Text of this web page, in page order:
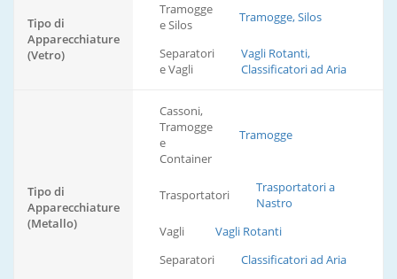
Tipo di
Apparecchiature
(Vetro)
Tramogge
e Silos
Tramogge, Silos
Separatori
e Vagli
Vagli Rotanti,
Classificatori ad Aria
Tipo di
Apparecchiature
(Metallo)
Cassoni,
Tramogge
e
Container
Tramogge
Trasportatori
Trasportatori a
Nastro
Vagli
Vagli Rotanti
Separatori
Classificatori ad Aria